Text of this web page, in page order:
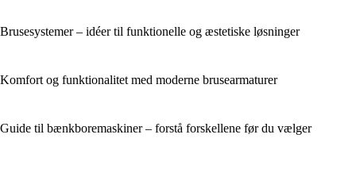
Brusesystemer – idéer til funktionelle og æstetiske løsninger
Komfort og funktionalitet med moderne brusearmaturer
Guide til bænkboremaskiner – forstå forskellene før du vælger